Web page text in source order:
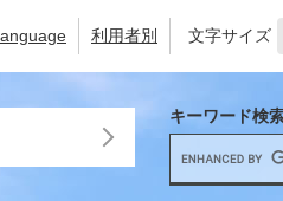
利用者別 文字サイズ
キーワード検